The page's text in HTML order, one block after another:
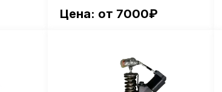
Цена: от 7000₽